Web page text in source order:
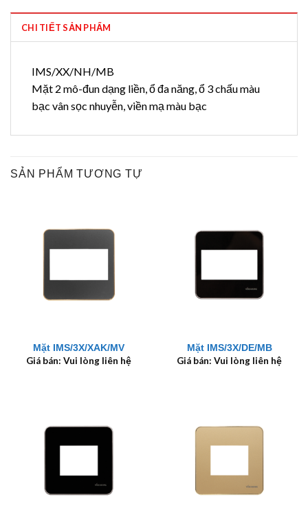
CHI TIẾT SẢN PHẨM
IMS/XX/NH/MB
Mặt 2 mô-đun dạng liền, ổ đa năng, ổ 3 chấu màu
bạc vân sọc nhuyễn, viền mạ màu bạc
SẢN PHẨM TƯƠNG TỰ
Mặt IMS/3X/XAK/MV
Giá bán: Vui lòng liên hệ
Mặt IMS/3X/DE/MB
Giá bán: Vui lòng liên hệ